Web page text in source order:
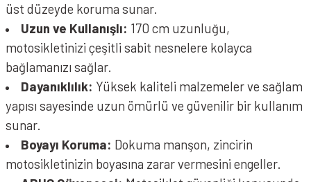
üst düzeyde koruma sunar.
Uzun ve Kullanışlı: 170 cm uzunluğu,
motosikletinizi çeşitli sabit nesnelere kolayca
bağlamanızı sağlar.
Dayanıklılık: Yüksek kaliteli malzemeler ve sağlam
yapısı sayesinde uzun ömürlü ve güvenilir bir kullanım
sunar.
Boyayı Koruma: Dokuma manşon, zincirin
motosikletinizin boyasına zarar vermesini engeller.